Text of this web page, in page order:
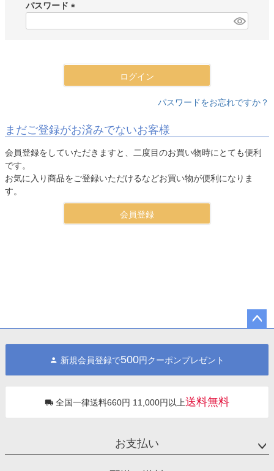
)
パスワード
ログイン
パスワードをお忘れですか？
まだご登録がお済みでないお客様
会員登録をしていただきますと、二度目のお買い物時にとても便利
です。
お気に入り商品をご登録いただけるなどお買い物が便利になりま
す。
会員登録
へ
新規会員登録で500円クーポンプレゼント
全国一律送料660円 11,000円以上送料無料
お支払い